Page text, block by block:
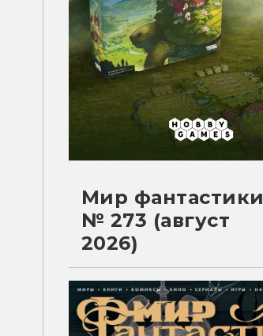
Мир фантастики
№ 273 (август
2026)